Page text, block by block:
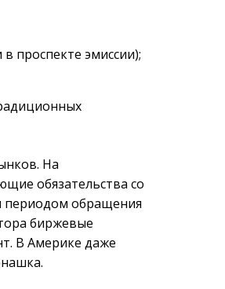
проспекте эмиссии);
На
обязательства со
периодом обращения
биржевые
В Америке даже